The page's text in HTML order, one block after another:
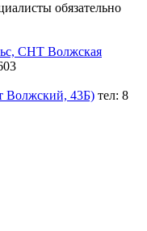
обязательно
СНТ Волжская
Волжский, 43Б) тел: 8